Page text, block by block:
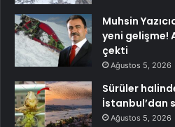
Muhsin
yeni gelişme!
çekti
Ağustos 5, 2026
Sürüler
İstanbul’dan
Ağustos 5, 2026